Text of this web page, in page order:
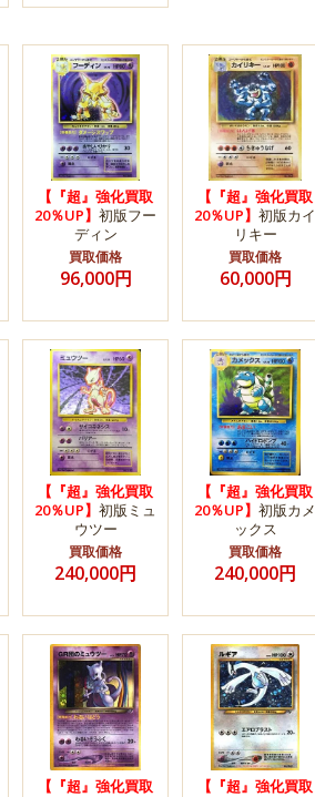
【『超』強化買取
20％UP】 初版フー
ディン
買取価格
96,000円
【『超』強化買取
20％UP】 初版カイ
リキー
買取価格
60,000円
【『超』強化買取
20％UP】 初版ミュ
ウツー
買取価格
240,000円
【『超』強化買取
20％UP】 初版カメ
ックス
買取価格
240,000円
【『超』強化買取
【『超』強化買取